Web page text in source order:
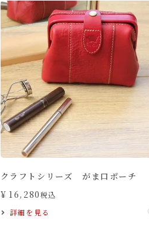
クラフトシリーズ がま口ポーチ
¥ 16,280税込
詳細を見る